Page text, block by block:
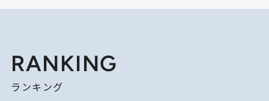
RANKING
ランキング